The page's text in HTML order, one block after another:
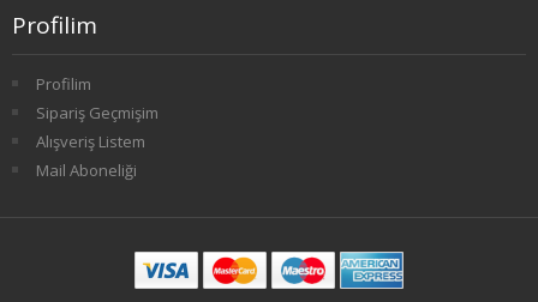
3. SINIF 5. YARIYIL TARİH
4. SINIF 7. YARIYIL TARİH
4. SINIF 8. YARIYIL TARİH
1. SINIF 1. YARIYIL FELSEFE
Profilim
Profilim
Sipariş Geçmişim
Alışveriş Listem
Mail Aboneliği